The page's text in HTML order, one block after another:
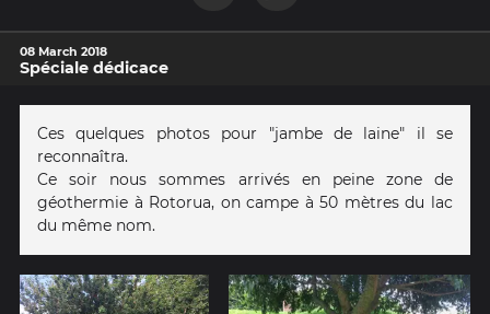
08 March 2018
Spéciale dédicace
Ces quelques photos pour "jambe de laine" il se
reconnaîtra.
Ce soir nous sommes arrivés en peine zone de
géothermie à Rotorua, on campe à 50 mètres du lac
du même nom.